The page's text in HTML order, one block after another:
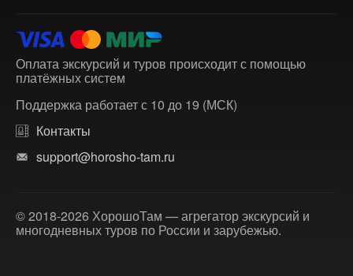
Оплата экскурсий и туров происходит с помощью
платёжных систем
Поддержка работает с 10 до 19 (МСК)
Контакты
support@horosho-tam.ru
© 2018-2026 ХорошоТам — агрегатор экскурсий и
многодневных туров по России и зарубежью.